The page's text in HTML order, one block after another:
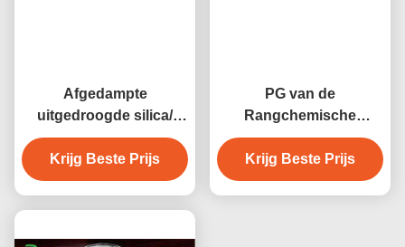
Afgedampte
uitgedroogde silica/
siliciumdioxide/ SiO2-
supplementen CAS
7631-86-9 E551
Krijg Beste Prijs
PG van de
Rangchemische
producten van de
propyleenglycol
Industriële voor
Krijg Beste Prijs